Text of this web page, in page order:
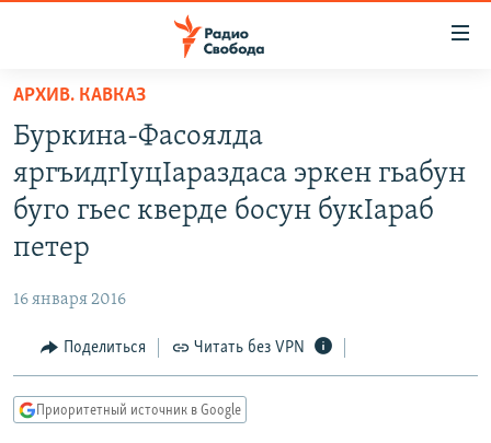
упрощенного
доступа
основному
содержанию
Вернутся
навигации
Вернутся
ПОДКАСТЫ
АВТОРСКИЕ ПРОЕКТЫ
КУЛЬТУРА
IDEL.РЕАЛИИ
КАВКАЗ.РЕАЛИИ
АРХИВ. КАВКАЗ
Буркина-Фасоялда
яргъидгIуцIараздаса эркен гьабун
буго гьес кверде босун букIараб
петер
16 января 2016
Поделиться Читать без VPN
Приоритетный источник в Google